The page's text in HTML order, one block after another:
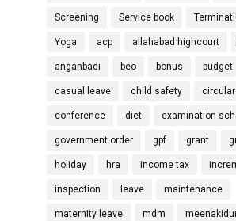
Screening Service book
Yoga acp allahabad highcourt
anganbadi beo bonus budget
casual leave child safety circular
conference diet examination
government order gpf grant
holiday hra income tax
inspection leave maintenance
maternity leave mdm